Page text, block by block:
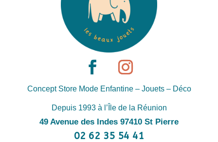
Concept Store Mode Enfantine – Jouets – Déco
Depuis 1993 à l’Île de la Réunion
49 Avenue des Indes 97410 St Pierre
02 62 35 54 41